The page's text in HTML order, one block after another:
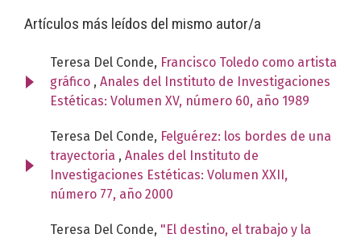
Artículos más leídos del mismo autor/a
Teresa Del Conde, Francisco Toledo como artista
gráfico , Anales del Instituto de Investigaciones
Estéticas: Volumen XV, número 60, año 1989
Teresa Del Conde, Felguérez: los bordes de una
trayectoria , Anales del Instituto de
Investigaciones Estéticas: Volumen XXII,
número 77, año 2000
Teresa Del Conde, "El destino, el trabajo y la